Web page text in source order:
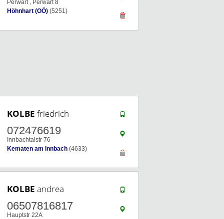
Perwart , Perwart 8
Höhnhart (OÖ) (5251)
KOLBE friedrich
072476619
Innbachtalstr 76
Kematen am Innbach (4633)
KOLBE andrea
06507816817
Hauptstr 22A